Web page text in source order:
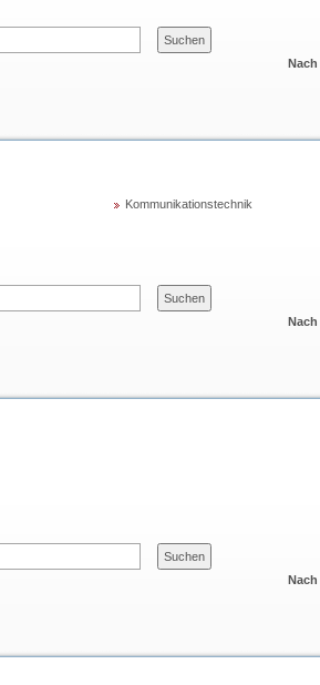
Kommunikationstechnik